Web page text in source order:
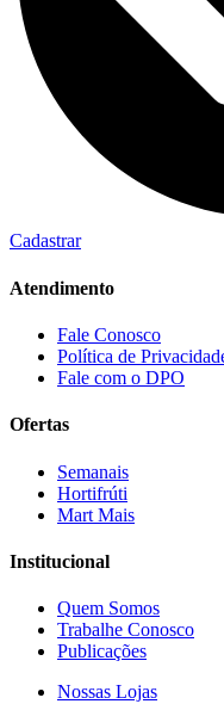
Cadastrar
Atendimento
Fale Conosco
Política de
Fale com o DPO
Ofertas
Semanais
Hortifrúti
Mart Mais
Institucional
Quem Somos
Trabalhe Conosco
Publicações
Nossas Lojas